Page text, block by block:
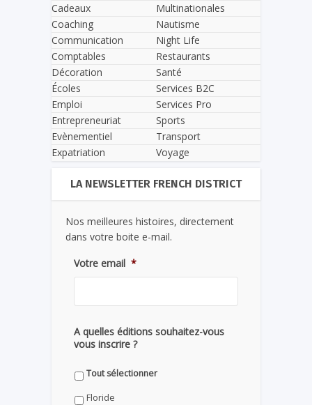
Cadeaux
Coaching
Communication
Comptables
Décoration
Écoles
Emploi
Entrepreneuriat
Evènementiel
Expatriation
Multinationales
Nautisme
Night Life
Restaurants
Santé
Services B2C
Services Pro
Sports
Transport
Voyage
LA NEWSLETTER FRENCH DISTRICT
Nos meilleures histoires, directement
dans votre boite e-mail.
Votre email *
A quelles éditions souhaitez-vous
vous inscrire ?
Tout sélectionner
Floride